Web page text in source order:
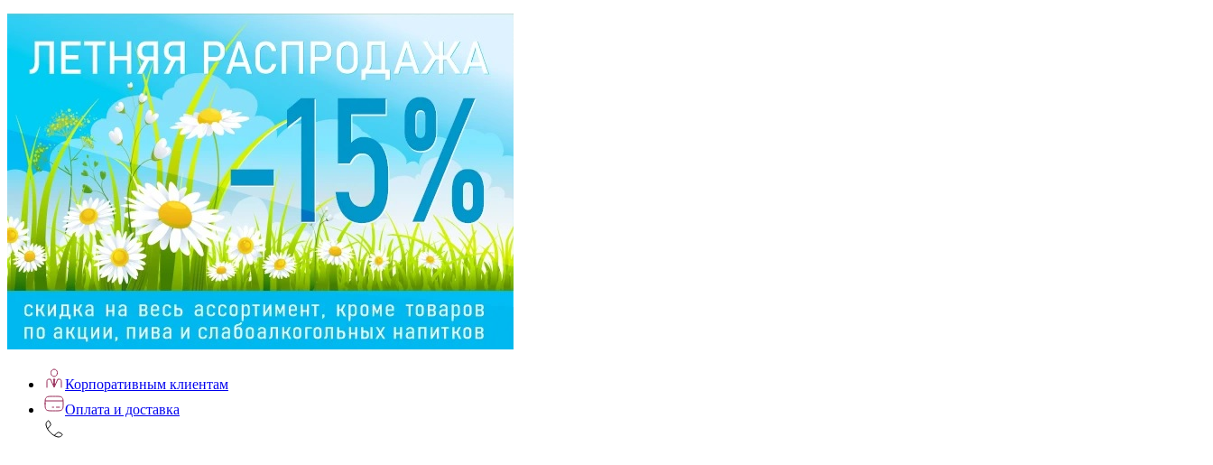
Корпоративным клиентам
Оплата и доставка